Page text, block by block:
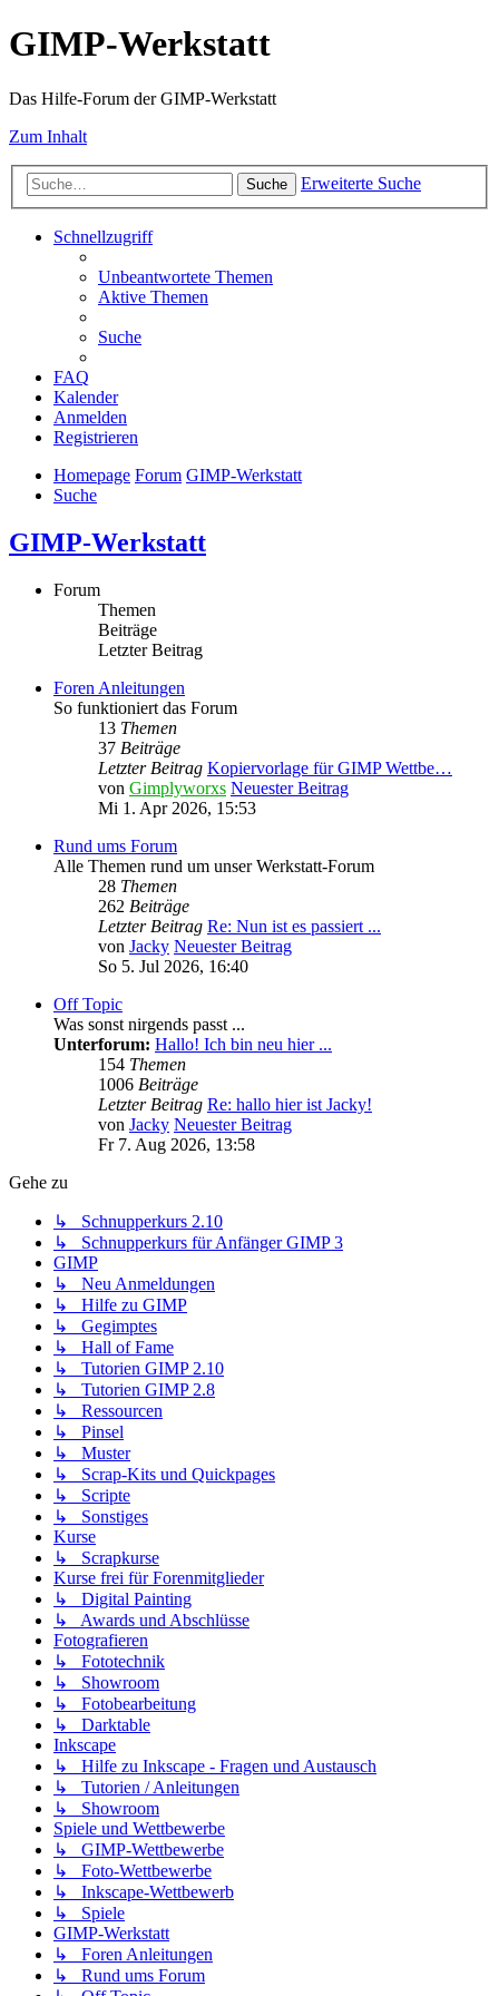
GIMP-Werkstatt
Das Hilfe-Forum der GIMP-Werkstatt
Zum Inhalt
Suche Erweiterte Suche
Schnellzugriff
Unbeantwortete Themen
Aktive Themen
Suche
FAQ
Kalender
Anmelden
Registrieren
Homepage Forum GIMP-Werkstatt
Suche
GIMP-Werkstatt
Forum
Themen
Beiträge
Letzter Beitrag
Foren Anleitungen
So funktioniert das Forum
13 Themen
37 Beiträge
Letzter Beitrag Kopiervorlage für GIMP Wettbe…
von Gimplyworxs Neuester Beitrag
Mi 1. Apr 2026, 15:53
Rund ums Forum
Alle Themen rund um unser Werkstatt-Forum
28 Themen
262 Beiträge
Letzter Beitrag Re: Nun ist es passiert ...
von Jacky Neuester Beitrag
So 5. Jul 2026, 16:40
Off Topic
Was sonst nirgends passt ...
Unterforum: Hallo! Ich bin neu hier ...
154 Themen
1006 Beiträge
Letzter Beitrag Re: hallo hier ist Jacky!
von Jacky Neuester Beitrag
Fr 7. Aug 2026, 13:58
Gehe zu
↳ Schnupperkurs 2.10
↳ Schnupperkurs für Anfänger GIMP 3
GIMP
↳ Neu Anmeldungen
↳ Hilfe zu GIMP
↳ Gegimptes
↳ Hall of Fame
↳ Tutorien GIMP 2.10
↳ Tutorien GIMP 2.8
↳ Ressourcen
↳ Pinsel
↳ Muster
↳ Scrap-Kits und Quickpages
↳ Scripte
↳ Sonstiges
Kurse
↳ Scrapkurse
Kurse frei für Forenmitglieder
↳ Digital Painting
↳ Awards und Abschlüsse
Fotografieren
↳ Fototechnik
↳ Showroom
↳ Fotobearbeitung
↳ Darktable
Inkscape
↳ Hilfe zu Inkscape - Fragen und Austausch
↳ Tutorien / Anleitungen
↳ Showroom
Spiele und Wettbewerbe
↳ GIMP-Wettbewerbe
↳ Foto-Wettbewerbe
↳ Inkscape-Wettbewerb
↳ Spiele
GIMP-Werkstatt
↳ Foren Anleitungen
↳ Rund ums Forum